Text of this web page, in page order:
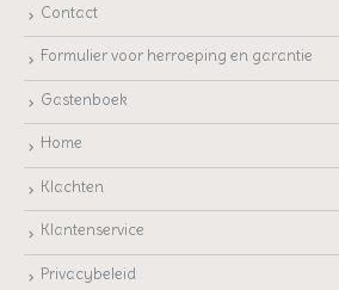
Contact
Formulier voor herroeping en garantie
Gastenboek
Home
Klachten
Klantenservice
Privacybeleid